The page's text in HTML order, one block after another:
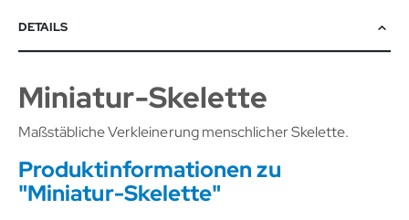
DETAILS
Miniatur-Skelette
Maßstäbliche Verkleinerung menschlicher Skelette.
Produktinformationen zu
"Miniatur-Skelette"